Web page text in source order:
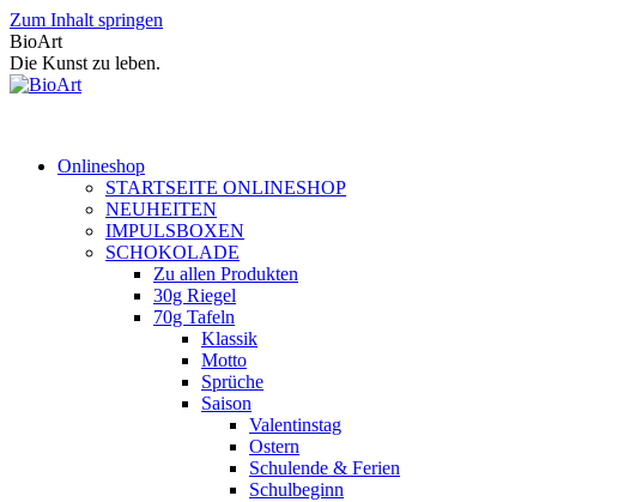
Zum Inhalt springen
BioArt
Die Kunst zu leben.
Onlineshop
STARTSEITE ONLINESHOP
NEUHEITEN
IMPULSBOXEN
SCHOKOLADE
Zu allen Produkten
30g Riegel
70g Tafeln
Klassik
Motto
Sprüche
Saison
Valentinstag
Ostern
Schulende & Ferien
Schulbeginn